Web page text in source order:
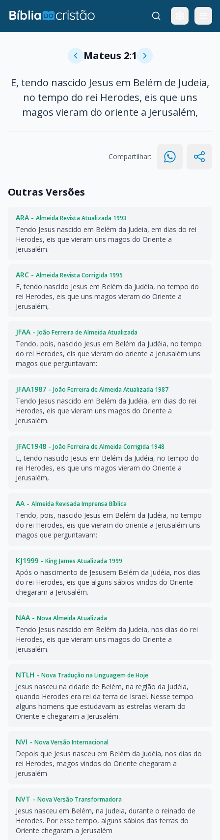
Mateus 2:1
E, tendo nascido Jesus em Belém de Judeia,
no tempo do rei Herodes, eis que uns
magos vieram do oriente a Jerusalém,
Compartilhar:
Outras Versões
ARA - Almeida Revista Atualizada 1993
Tendo Jesus nascido em Belém da Judeia, em dias do rei
Herodes, eis que vieram uns magos do Oriente a
Jerusalém.
ARC - Almeida Revista Corrigida 1995
E, tendo nascido Jesus em Belém da Judéia, no tempo do
rei Herodes, eis que uns magos vieram do Oriente a
Jerusalém,
JFAA - João Ferreira de Almeida Atualizada
Tendo, pois, nascido Jesus em Belém da Judéia, no tempo
do rei Herodes, eis que vieram do oriente a Jerusalém uns
magos que perguntavam:
JFAA1987 - João Ferreira de Almeida Atualizada 1987
Tendo Jesus nascido em Belém da Judéia, em dias do rei
Herodes, eis que vieram uns magos do Oriente a
Jerusalém.
JFAC1948 - João Ferreira de Almeida Corrigida 1948
E, tendo nascido Jesus em Belém da Judéia, no tempo do
rei Herodes, eis que uns magos vieram do Oriente a
Jerusalém,
AA - Almeida Revisada Imprensa Bíblica
Tendo, pois, nascido Jesus em Belém da Judéia, no tempo
do rei Herodes, eis que vieram do oriente a Jerusalém uns
magos que perguntavam:
KJ1999 - King James Atualizada 1999
Após o nascimento de Jesusem Belém da Judéia, nos dias
do rei Herodes, eis que alguns sábios vindos do Oriente
chegaram a Jerusalém.
NAA - Nova Almeida Atualizada
Tendo Jesus nascido em Belém da Judeia, nos dias do rei
Herodes, eis que vieram uns magos do Oriente a
Jerusalém.
NTLH - Nova Tradução na Linguagem de Hoje
Jesus nasceu na cidade de Belém, na região da Judéia,
quando Herodes era rei da terra de Israel. Nesse tempo
alguns homens que estudavam as estrelas vieram do
Oriente e chegaram a Jerusalém.
NVI - Nova Versão Internacional
Depois que Jesus nasceu em Belém da Judéia, nos dias do
rei Herodes, magos vindos do Oriente chegaram a
Jerusalém
NVT - Nova Versão Transformadora
Jesus nasceu em Belém, na Judeia, durante o reinado de
Herodes. Por esse tempo, alguns sábios das terras do
Oriente chegaram a Jerusalém